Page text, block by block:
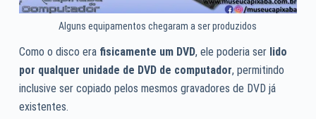
Alguns equipamentos chegaram a ser produzidos
Como o disco era fisicamente um DVD, ele poderia ser lido
por qualquer unidade de DVD de computador, permitindo
inclusive ser copiado pelos mesmos gravadores de DVD já
existentes.